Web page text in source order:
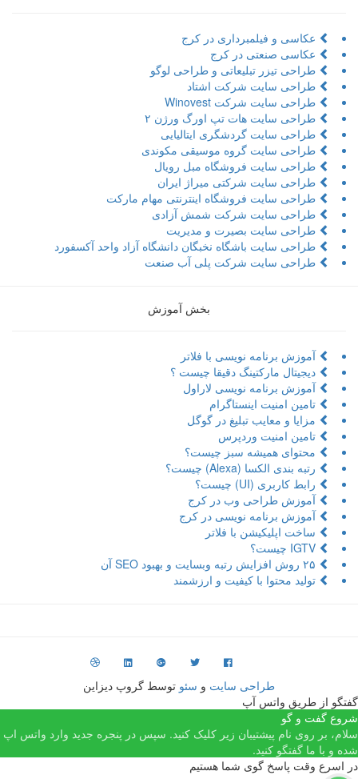
عکاسی و فیلمبرداری در کرج
عکاسی صنعتی در کرج
طراحی تیزر تبلیعاتی و طراحی لوگو
طراحی سایت شرکت اشتاد
طراحی سایت شرکت Winovest
طراحی سایت هات تپ اورگ ورژن ۲
طراحی سایت گردشگری ایتالیایی
طراحی سایت گروه موسیقی مکوندی
طراحی سایت فروشگاه مبل رویال
طراحی سایت شرکتی میراژ ایران
طراحی سایت فروشگاه اینترنتی مهام مارکت
طراحی سایت شرکت شمش آزادی
طراحی سایت بصیرت و مدیریت
طراحی سایت باشگاه نخبگان دانشگاه آزاد واحد آکسفورد
طراحی سایت شرکت پلی آب صنعت
بخش آموزش
آموزش برنامه نویسی با فلاتر
دیجیتال مارکتینگ دقیقا چیست ؟
آموزش برنامه نویسی لاراول
تامین امنیت اینستاگرام
مزایا و معایب تبلیغ در گوگل
تامین امنیت وردپرس
محتوای همیشه سبز چیست؟
رتبه بندی الکسا (Alexa) چیست؟
رابط کاربری (UI) چیست؟
آموزش طراحی وب در کرج
آموزش برنامه نویسی در کرج
ساخت اپلیکیشن با فلاتر
IGTV چیست؟
۲۵ روش افزایش رتبه وبسایت و بهبود SEO آن
تولید محتوا با کیفیت و ارزشمند
طراحی سایت و سئو توسط گروپ دیزاین
از طریق واتس آپ
گفت و گو
بر روی نام پیشتیبان زیر کلیک کنید. سپس در پنجره جدید وارد واتس اپ
و با ما گفتگو کنید.
اسرع وقت پاسخ گوی شما هستیم